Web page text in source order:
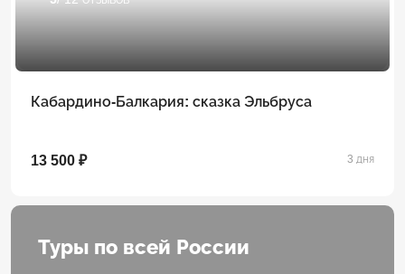
Кабардино-Балкария: сказка Эльбруса
13 500 ₽ 3 дня
Туры по всей России